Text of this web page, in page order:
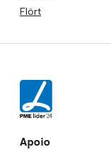
Flört
Apoio